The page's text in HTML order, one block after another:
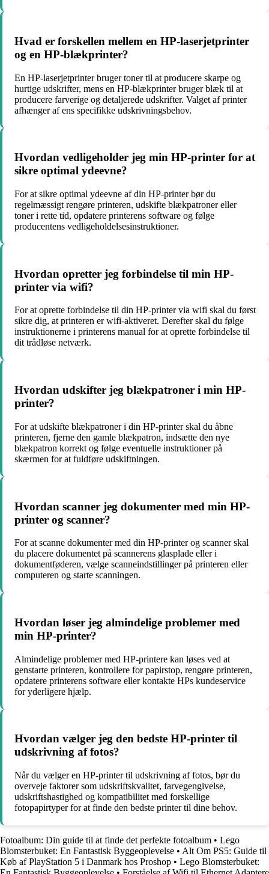
Hvad er forskellen mellem en HP-laserjetprinter
og en HP-blækprinter?
En HP-laserjetprinter bruger toner til at producere skarpe og
hurtige udskrifter, mens en HP-blækprinter bruger blæk til at
producere farverige og detaljerede udskrifter. Valget af printer
afhænger af ens specifikke udskrivningsbehov.
Hvordan vedligeholder jeg min HP-printer for at
sikre optimal ydeevne?
For at sikre optimal ydeevne af din HP-printer bør du
regelmæssigt rengøre printeren, udskifte blækpatroner eller
toner i rette tid, opdatere printerens software og følge
producentens vedligeholdelsesinstruktioner.
Hvordan opretter jeg forbindelse til min HP-
printer via wifi?
For at oprette forbindelse til din HP-printer via wifi skal du først
sikre dig, at printeren er wifi-aktiveret. Derefter skal du følge
instruktionerne i printerens manual for at oprette forbindelse til
dit trådløse netværk.
Hvordan udskifter jeg blækpatroner i min HP-
printer?
For at udskifte blækpatroner i din HP-printer skal du åbne
printeren, fjerne den gamle blækpatron, indsætte den nye
blækpatron korrekt og følge eventuelle instruktioner på
skærmen for at fuldføre udskiftningen.
Hvordan scanner jeg dokumenter med min HP-
printer og scanner?
For at scanne dokumenter med din HP-printer og scanner skal
du placere dokumentet på scannerens glasplade eller i
dokumentføderen, vælge scanneindstillinger på printeren eller
computeren og starte scanningen.
Hvordan løser jeg almindelige problemer med
min HP-printer?
Almindelige problemer med HP-printere kan løses ved at
genstarte printeren, kontrollere for papirstop, rengøre printeren,
opdatere printerens software eller kontakte HPs kundeservice
for yderligere hjælp.
Hvordan vælger jeg den bedste HP-printer til
udskrivning af fotos?
Når du vælger en HP-printer til udskrivning af fotos, bør du
overveje faktorer som udskriftskvalitet, farvegengivelse,
udskriftshastighed og kompatibilitet med forskellige
fotopapirtyper for at finde den bedste printer til dine behov.
Fotoalbum: Din guide til at finde det perfekte fotoalbum • Lego
Blomsterbuket: En Fantastisk Byggeoplevelse • Alt Om PS5: Guide til
Køb af PlayStation 5 i Danmark hos Proshop • Lego Blomsterbuket: